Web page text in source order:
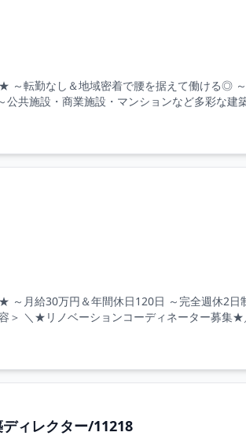
～転勤なし＆地域密着で腰を据えて働ける◎
共施設・商業施設・マンションなど多彩な建
月給30万円＆年間休日120日 ～完全週休2日
＞ ＼★リノベーションコーディネーター募集★
ィレクター/11218